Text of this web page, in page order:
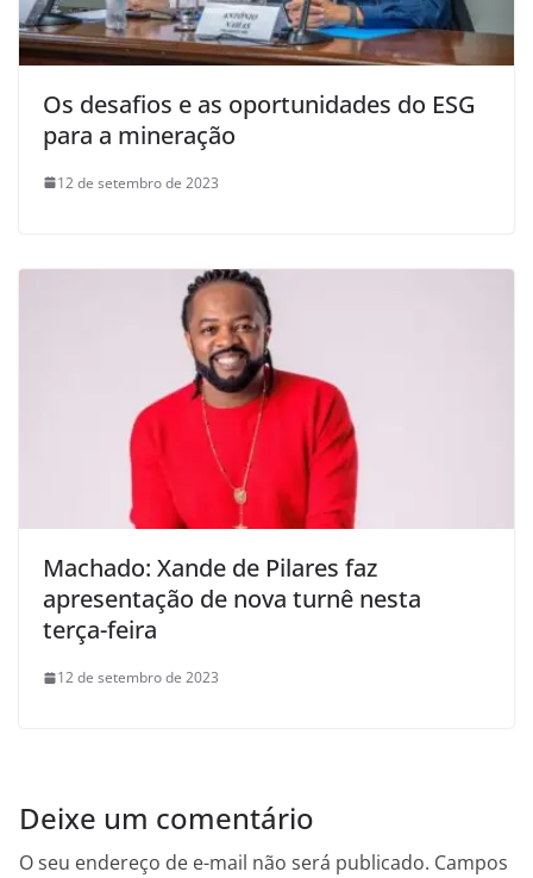
Os desafios e as oportunidades do ESG
para a mineração
12 de setembro de 2023
Machado: Xande de Pilares faz
apresentação de nova turnê nesta
terça-feira
12 de setembro de 2023
Deixe um comentário
O seu endereço de e-mail não será publicado. Campos